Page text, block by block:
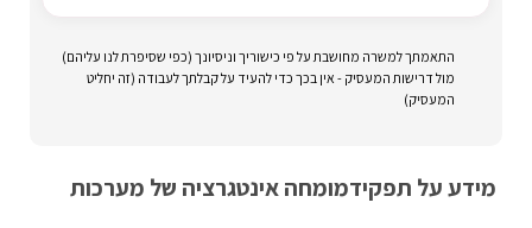
התאמתך למשרה מחושבת על פי כישוריך וניסיונך (כפי שסיפרת לנו עליהם)
מול דרישות המעסיק - אין בכך כדי להעיד על קבלתך לעבודה (זה יחליט
המעסיק)
מידע על תפקידמומחה אינטגרציה של מערכות